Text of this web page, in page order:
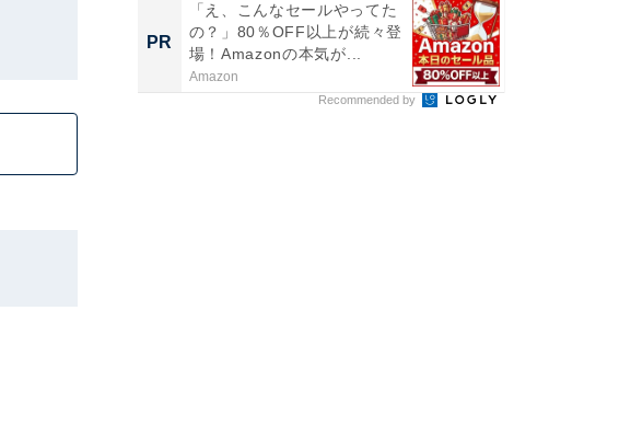
PR
「え、こんなセールやってた
の？」80％OFF以上が続々登
場！Amazonの本気が...
Amazon
Recommended by